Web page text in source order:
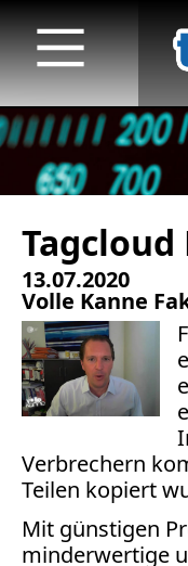
Tagcloud
13.07.2020
Volle Kanne
Verbrechern
Teilen kopiert
Mit günstigen
minderwertige
Startseite
TV
Radio
Bücher
Vita